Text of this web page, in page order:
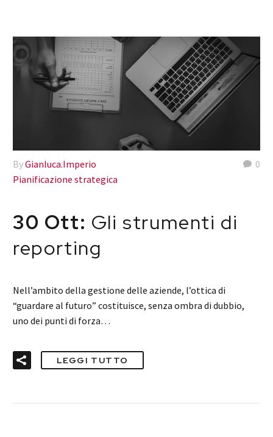
0
ByGianluca.Imperio
Pianificazione strategica
30 Ott: Gli strumenti di
reporting
Nell’ambito della gestione delle aziende, l’ottica di
“guardare al futuro” costituisce, senza ombra di dubbio,
uno dei punti di forza…
LEGGI TUTTO